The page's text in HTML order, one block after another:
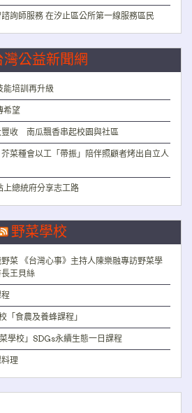
詢師服務 在汐止區公所第一線服務區民
灣公益新聞網
能培訓再升級
希望
豐收 南瓜飄香串起校園與社區
菜種會以工「帶振」陪伴照顧者烤出自立人
上總統府分享志工路
野菜學校
菜 《台灣心事》主持人陳樂融專訪野菜學
王貝絲
「食農及養蜂課程」
學校」SDGs永續生態一日課程
理